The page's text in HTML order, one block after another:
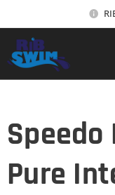
Speedo
Pure